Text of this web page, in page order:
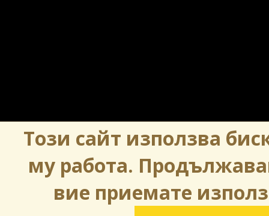
Този сайт използва
му работа.
вие приемате